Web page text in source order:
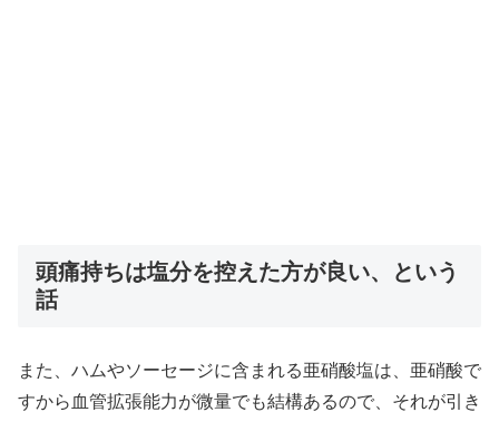
頭痛持ちは塩分を控えた方が良い、という
話
また、ハムやソーセージに含まれる亜硝酸塩は、亜硝酸で
すから血管拡張能力が微量でも結構あるので、それが引き